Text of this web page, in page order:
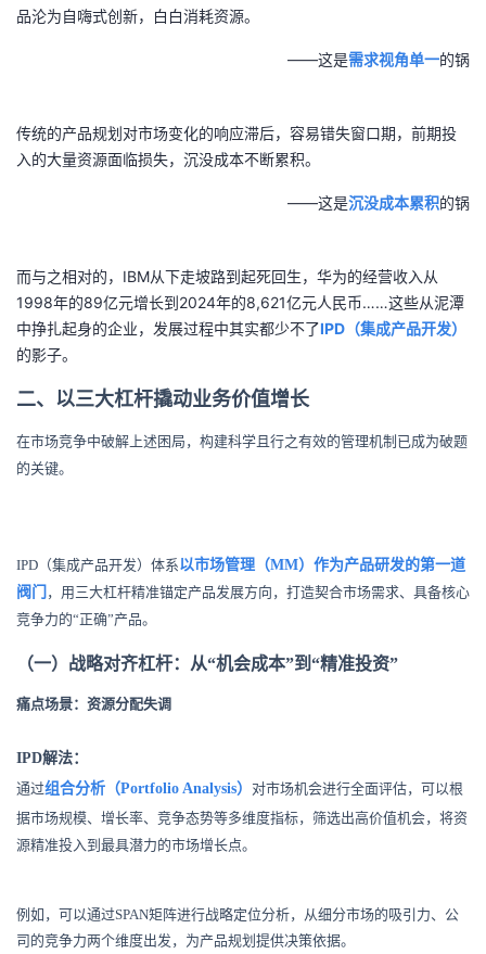
坛
圈
的
播
我
活
的
我
发
者
学
堂
的
课
程
我
的
认
证
我
的
实
验
我
的
收
藏
Programs
的
支
持
我
技
术
支
持
的
云
声
建
议
品沦为自嗨式创新，白白消耗资源。
——这是需求视角单一的锅
传统的产品规划对市场变化的响应滞后，容易错失窗口期，前期投
入的大量资源面临损失，沉没成本不断累积。
——这是沉没成本累积的锅
而与之相对的，IBM从下走坡路到起死回生，华为的经营收入从
1998年的89亿元增长到2024年的8,621亿元人民币……这些从泥潭
中挣扎起身的企业，发展过程中其实都少不了IPD（集成产品开发）
的影子。
二、以三大杠杆撬动业务价值增长
在市场竞争中破解上述困局，构建科学且行之有效的管理机制已成为破题
的关键。
IPD（集成产品开发）体系以市场管理（MM）作为产品研发的第一道
阀门
，用三大杠杆精准锚定产品发展方向，打造契合市场需求、具备核心
竞争力的“正确”产品。
（一）战略对齐杠杆：从“机会成本”到“精准投资”
痛点场景：资源分配失调
IPD解法：
通过组合分析（Portfolio Analysis） 对市场机会进行全面评估，可以根
据市场规模、增长率、竞争态势等多维度指标，筛选出高价值机会，将资
源精准投入到最具潜力的市场增长点。
例如，可以通过SPAN矩阵进行战略定位分析，从细分市场的吸引力、公
司的竞争力两个维度出发，为产品规划提供决策依据。